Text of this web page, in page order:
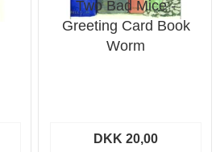
Two Bad Mice -
Greeting Card Book
Worm
DKK 20,00